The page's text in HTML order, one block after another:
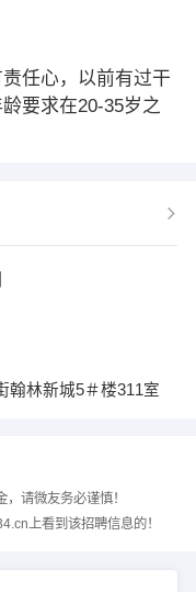
任心，以前有过干
要求在20-35岁之
翰林新城5＃楼311室
请微友务必谨慎！
上看到该招聘信息的！